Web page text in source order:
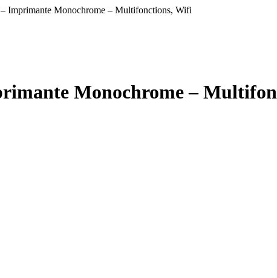
Imprimante Monochrome – Multifonctions, Wifi
Monochrome –